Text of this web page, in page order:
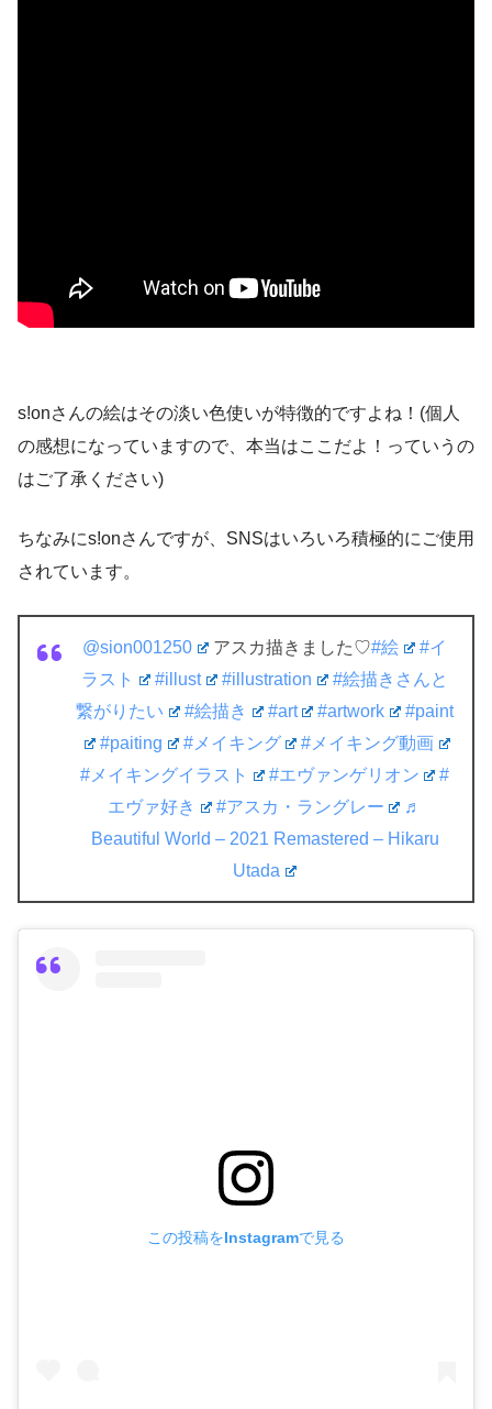
s!onさんの絵はその淡い色使いが特徴的ですよね！(個人
の感想になっていますので、本当はここだよ！っていうの
はご了承ください)
ちなみにs!onさんですが、SNSはいろいろ積極的にご使用
されています。
@sion001250 アスカ描きました♡#絵
#イ
ラスト
#illust #illustration
#絵描きさんと
繋がりたい
#絵描き #art #artwork
#paint
#paiting
#メイキング
#メイキング動画
#メイキングイラスト
#エヴァンゲリオン
#
エヴァ好き
#アスカ・ラングレー
♬
Beautiful World – 2021 Remastered – Hikaru
Utada
この投稿をInstagramで見る